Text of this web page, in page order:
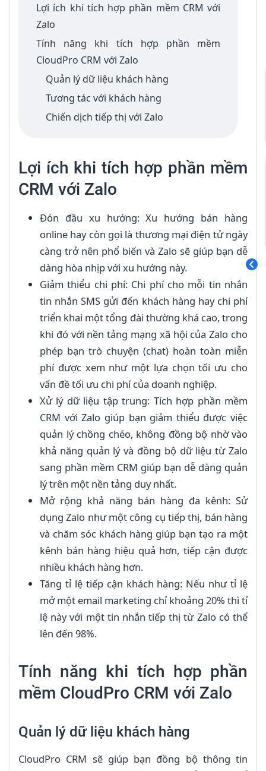
Lợi ích khi tích hợp phần mềm CRM với
Zalo
Tính năng khi tích hợp phần mềm
CloudPro CRM với Zalo
Quản lý dữ liệu khách hàng
Tương tác với khách hàng
Chiến dịch tiếp thị với Zalo
Lợi ích khi tích hợp phần mềm
CRM với Zalo
Đón đầu xu hướng: Xu hướng bán hàng
online hay còn gọi là thương mại điện tử ngày
càng trở nên phổ biến và Zalo sẽ giúp bạn dễ
dàng hòa nhịp với xu hướng này.
Giảm thiểu chi phí: Chi phí cho mỗi tin nhắn
tin nhắn SMS gửi đến khách hàng hay chi phí
triển khai một tổng đài thường khá cao, trong
khi đó với nền tảng mạng xã hội của Zalo cho
phép bạn trò chuyện (chat) hoàn toàn miễn
phí được xem như một lựa chọn tối ưu cho
vấn đề tối ưu chi phí của doanh nghiệp.
Xử lý dữ liệu tập trung: Tích hợp phần mềm
CRM với Zalo giúp bạn giảm thiểu được việc
quản lý chồng chéo, không đồng bộ nhờ vào
khả năng quản lý và đồng bộ dữ liệu từ Zalo
sang phần mềm CRM giúp bạn dễ dàng quản
lý trên một nền tảng duy nhất.
Mở rộng khả năng bán hàng đa kênh: Sử
dụng Zalo như một công cụ tiếp thị, bán hàng
và chăm sóc khách hàng giúp bạn tạo ra một
kênh bán hàng hiệu quả hơn, tiếp cận được
nhiều khách hàng hơn.
Tăng tỉ lệ tiếp cận khách hàng: Nếu như tỉ lệ
mở một email marketing chỉ khoảng 20% thì tỉ
lệ này với một tin nhắn tiếp thị từ Zalo có thể
lên đến 98%.
Tính năng khi tích hợp phần
mềm CloudPro CRM với Zalo
Quản lý dữ liệu khách hàng
CloudPro CRM sẽ giúp bạn đồng bộ thông tin